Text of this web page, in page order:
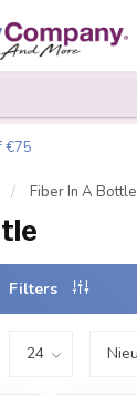
€75
/ Fiber In A Bottle
Filters